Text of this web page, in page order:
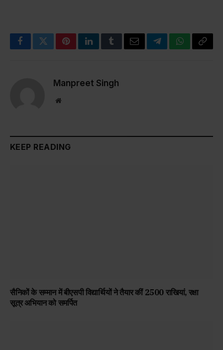
FacebookTwitterPinterestLinkedInTumblrEmailTelegramWhatsApp
Copy
Manpreet Singh
Website
KEEP READING
सैनिकों के सम्मान में बीएसपी विद्यार्थियों ने तैयार कीं 2500 राखियां, रक्षा
सूत्र अभियान को समर्पित